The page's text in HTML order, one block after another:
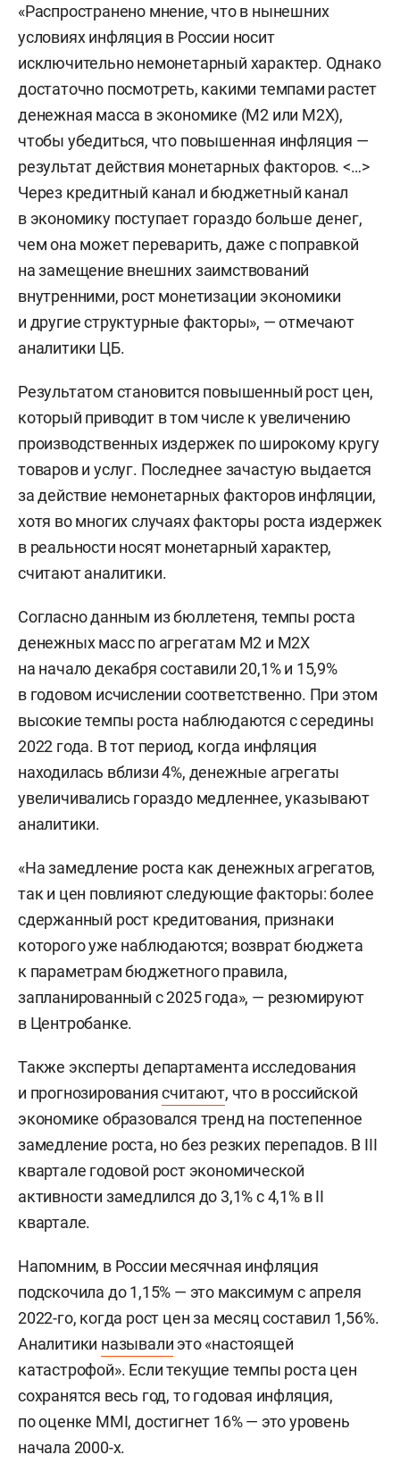
«Распространено мнение, что в нынешних
условиях инфляция в России носит
исключительно немонетарный характер. Однако
достаточно посмотреть, какими темпами растет
денежная масса в экономике (М2 или М2Х),
чтобы убедиться, что повышенная инфляция —
результат действия монетарных факторов. <…>
Через кредитный канал и бюджетный канал
в экономику поступает гораздо больше денег,
чем она может переварить, даже с поправкой
на замещение внешних заимствований
внутренними, рост монетизации экономики
и другие структурные факторы», — отмечают
аналитики ЦБ.
Результатом становится повышенный рост цен,
который приводит в том числе к увеличению
производственных издержек по широкому кругу
товаров и услуг. Последнее зачастую выдается
за действие немонетарных факторов инфляции,
хотя во многих случаях факторы роста издержек
в реальности носят монетарный характер,
считают аналитики.
Согласно данным из бюллетеня, темпы роста
денежных масс по агрегатам М2 и М2Х
на начало декабря составили 20,1% и 15,9%
в годовом исчислении соответственно. При этом
высокие темпы роста наблюдаются с середины
2022 года. В тот период, когда инфляция
находилась вблизи 4%, денежные агрегаты
увеличивались гораздо медленнее, указывают
аналитики.
«На замедление роста как денежных агрегатов,
так и цен повлияют следующие факторы: более
сдержанный рост кредитования, признаки
которого уже наблюдаются; возврат бюджета
к параметрам бюджетного правила,
запланированный с 2025 года», — резюмируют
в Центробанке.
Также эксперты департамента исследования
и прогнозированиясчитают, что в российской
экономике образовался тренд на постепенное
замедление роста, но без резких перепадов. В III
квартале годовой рост экономической
активности замедлился до 3,1% с 4,1% в II
квартале.
Напомним, в России месячная инфляция
подскочила до 1,15% — это максимум с апреля
2022-го, когда рост цен за месяц составил 1,56%.
Аналитики называли это «настоящей
катастрофой». Если текущие темпы роста цен
сохранятся весь год, то годовая инфляция,
по оценке MMI, достигнет 16% — это уровень
начала 2000-х.